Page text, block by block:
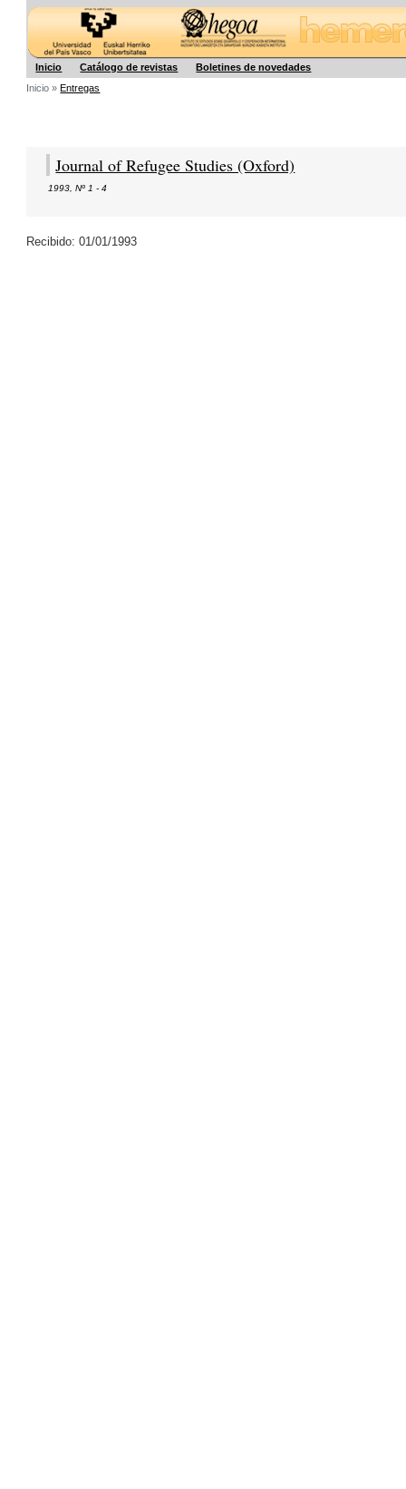
Inicio Catálogo de revistas
Boletines de novedades
Inicio »Entregas
Journal of Refugee Studies (Oxford)
1993 ,Nº 1 - 4
Recibido: 01/01/1993